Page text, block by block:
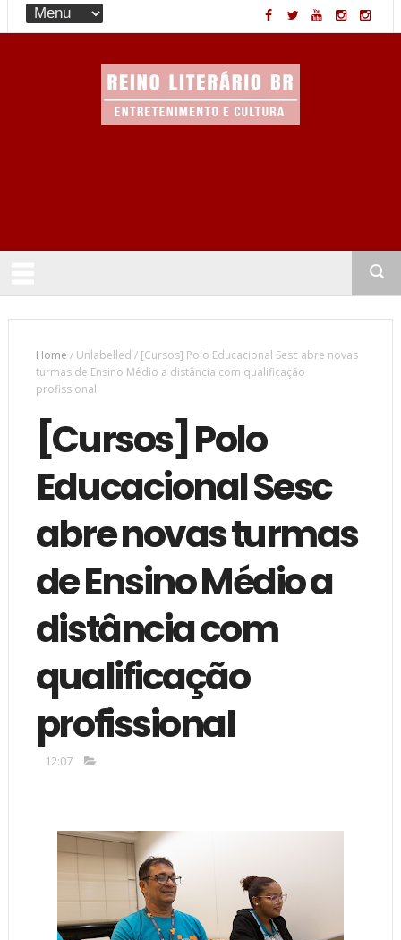
Home /Unlabelled / [Cursos] Polo Educacional Sesc abre novas
turmas de Ensino Médio a distância com qualificação
profissional
[Cursos] Polo
Educacional Sesc
abre novas turmas
de Ensino Médio a
distância com
qualificação
profissional
12:07